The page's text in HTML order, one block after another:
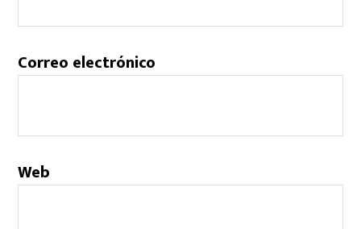
Correo electrónico
Web